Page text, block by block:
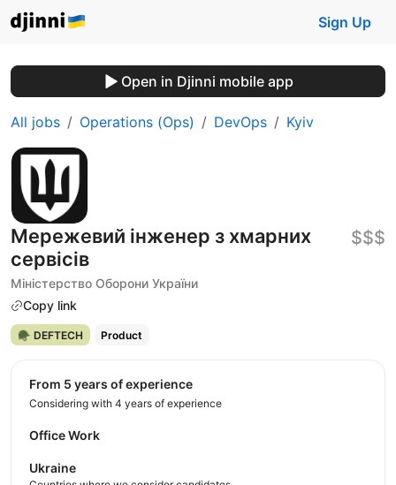
Sign Up
Open in Djinni mobile app
All jobs Operations (Ops) DevOps Kyiv
Мережевий інженер з хмарних
сервісів
Міністерство Оборони України
Copy link
$$$
🪖 DEFTECH Product
from 5 years of experience
Considering with 4 years of experience
Office Work
Ukraine